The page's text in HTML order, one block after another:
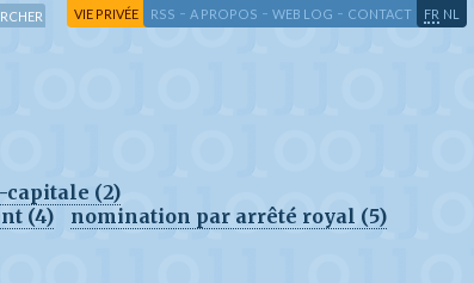
VIE PRIVÉE RSS - A PROPOS - WEB LOG - CONTACT FR NL
capitale (2)
(4)
nomination par arrêté royal (5)